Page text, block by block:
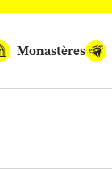
Monastères